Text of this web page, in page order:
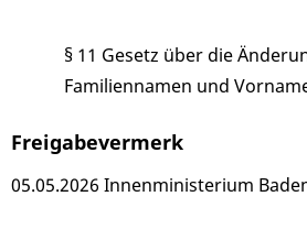
§ 11 Gesetz über die
Familiennamen und
Freigabevermerk
05.05.2026 Innenministerium